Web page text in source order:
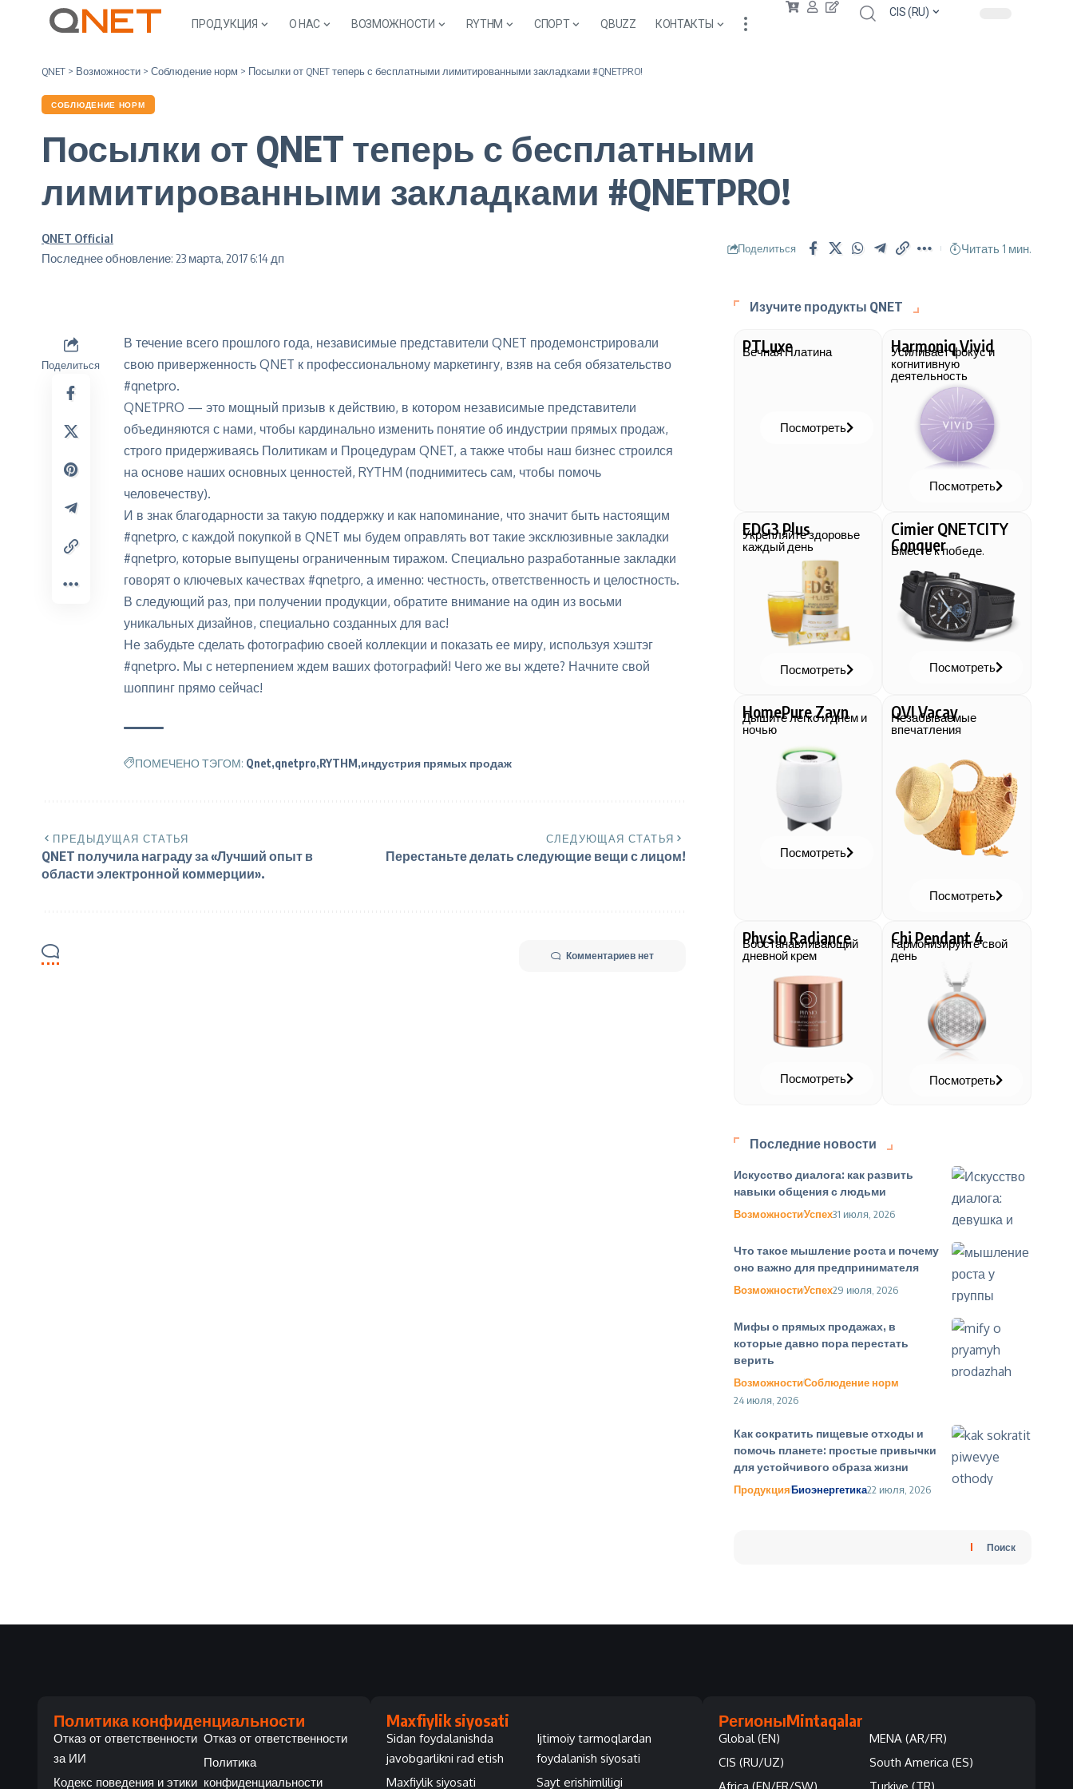
ПРОДУКЦИЯ О НАС ВОЗМОЖНОСТИ RYTHM СПОРТ QBUZZ КОНТАКТЫ
CIS (RU)
QNET > Возможности > Соблюдение норм > Посылки от QNET теперь с бесплатными лимитированными закладками #QNETPRO!
СОБЛЮДЕНИЕ НОРМ
Посылки от QNET теперь с бесплатными
лимитированными закладками #QNETPRO!
Последнее обновление: 23 марта, 2017 6:14 дп
QNET Official
Поделиться Читать 1 мин.
Поделиться
В течение всего прошлого года, независимые представители QNET продемонстрировали
свою приверженность QNET к профессиональному маркетингу, взяв на себя обязательство
#qnetpro.
QNETPRO — это мощный призыв к действию, в котором независимые представители
объединяются с нами, чтобы кардинально изменить понятие об индустрии прямых продаж,
строго придерживаясь Политикам и Процедурам QNET, а также чтобы наш бизнес строился
на основе наших основных ценностей, RYTHM (поднимитесь сам, чтобы помочь
человечеству).
И в знак благодарности за такую поддержку и как напоминание, что значит быть настоящим
#qnetpro, с каждой покупкой в QNET мы будем оправлять вот такие эксклюзивные закладки
#qnetpro, которые выпущены ограниченным тиражом. Специально разработанные закладки
говорят о ключевых качествах #qnetpro, а именно: честность, ответственность и целостность.
В следующий раз, при получении продукции, обратите внимание на один из восьми
уникальных дизайнов, специально созданных для вас!
Не забудьте сделать фотографию своей коллекции и показать ее миру, используя хэштэг
#qnetpro. Мы с нетерпением ждем ваших фотографий! Чего же вы ждете? Начните свой
шоппинг прямо сейчас!
ПОМЕЧЕНО ТЭГОМ: Qnet qnetpro RYTHM индустрия прямых продаж
ПРЕДЫДУЩАЯ СТАТЬЯ
QNET получила награду за «Лучший опыт в
области электронной коммерции».
СЛЕДУЮЩАЯ СТАТЬЯ
Перестаньте делать следующие вещи с лицом!
Комментариев нет
Изучите продукты QNET
PTLuxe
Вечная Платина
Посмотреть
Harmoniq Vivid
Усиливает фокус и
когнитивную
деятельность
Посмотреть
EDG3 Plus
Укрепляйте здоровье
каждый день
Посмотреть
Cimier QNETCITY
Conquer
Вместе к победе.
Посмотреть
HomePure Zayn
Дышите легко и днем и
ночью
Посмотреть
QVI Vacay
Незабываемые
впечатления
Посмотреть
Physio Radiance
Восстанавливающий
дневной крем
Посмотреть
Chi Pendant 4
Гармонизируйте свой
день
Посмотреть
Последние новости
Искусство диалога: как развить
навыки общения с людьми
ВозможностиУспех31 июля, 2026
Что такое мышление роста и почему
оно важно для предпринимателя
ВозможностиУспех29 июля, 2026
Мифы о прямых продажах, в
которые давно пора перестать
верить
ВозможностиСоблюдение норм
24 июля, 2026
Как сократить пищевые отходы и
помочь планете: простые привычки
для устойчивого образа жизни
ПродукцияБиоэнергетика22 июля, 2026
Поиск
Политика конфиденциальности
Отказ от ответственности
за ИИ
Кодекс поведения и этики
Отказ от ответственности
Политика
конфиденциальности
Maxfiylik siyosati
Sidan foydalanishda
javobgarlikni rad etish
Maxfiylik siyosati
Ijtimoiy tarmoqlardan
foydalanish siyosati
Sayt erishimliligi
РегионыMintaqalar
Global (EN)
CIS (RU/UZ)
MENA (AR/FR)
South America (ES)